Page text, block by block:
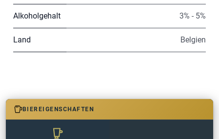
Alkoholgehalt 3% - 5%
Land Belgien
BIEREIGENSCHAFTEN